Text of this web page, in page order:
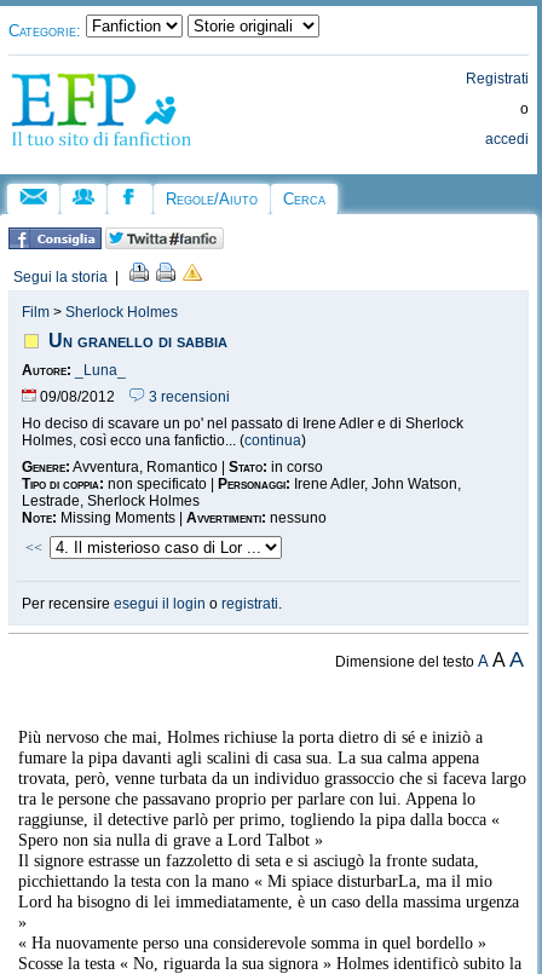
Categorie:
Registrati
o
accedi
Regole/Aiuto Cerca
Segui la storia
Film > Sherlock Holmes
Un granello di sabbia
Autore:
_Luna_
09/08/2012
3 recensioni
Ho deciso di scavare un po' nel passato di Irene Adler e di Sherlock
Holmes, così ecco una fanfictio... (continua)
Genere: Avventura, Romantico | Stato: in corso
Tipo di coppia: non specificato | Personaggi: Irene Adler, John Watson,
Lestrade, Sherlock Holmes
Note: Missing Moments | Avvertimenti: nessuno
<<
Per recensire esegui il login o registrati.
Dimensione del testoA AA
Più nervoso che mai, Holmes richiuse la porta dietro di sé e iniziò a
fumare la pipa davanti agli scalini di casa sua. La sua calma appena
trovata, però, venne turbata da un individuo grassoccio che si faceva largo
tra le persone che passavano proprio per parlare con lui. Appena lo
raggiunse, il detective parlò per primo, togliendo la pipa dalla bocca «
Spero non sia nulla di grave a Lord Talbot »
Il signore estrasse un fazzoletto di seta e si asciugò la fronte sudata,
picchiettando la testa con la mano « Mi spiace disturbarLa, ma il mio
Lord ha bisogno di lei immediatamente, è un caso della massima urgenza
»
« Ha nuovamente perso una considerevole somma in quel bordello »
Scosse la testa « No, riguarda la sua signora » Holmes identificò subito la